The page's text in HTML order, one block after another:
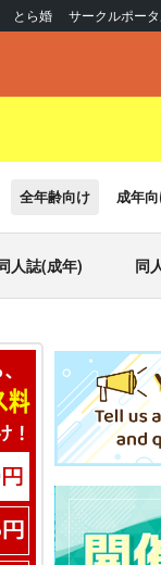
とら婚 サークルポー
全年齢向け 成年
人誌(成年) 同